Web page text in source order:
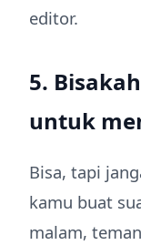
editor.
5.
untuk
Bisa, tapi
kamu buat
malam,